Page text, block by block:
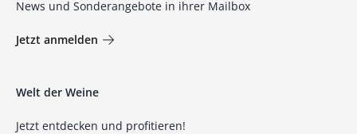
News und Sonderangebote in ihrer Mailbox
Jetzt anmelden
Welt der Weine
Jetzt entdecken und profitieren!